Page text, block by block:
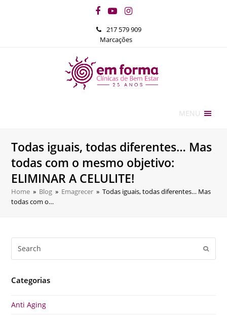
Facebook
YouTubeInstagram
217 579 909
Marcações
MENU
Todas iguais, todas diferentes… Mas
todas com o mesmo objetivo:
ELIMINAR A CELULITE!
Home » Blog » Emagrecer » Todas iguais, todas diferentes… Mas
todas com o…
Categorias
Anti Aging